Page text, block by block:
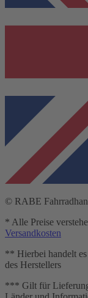
© RABE
* Alle Preise
Versandkosten
** Hierbei handelt
des Herstellers
*** Gilt für